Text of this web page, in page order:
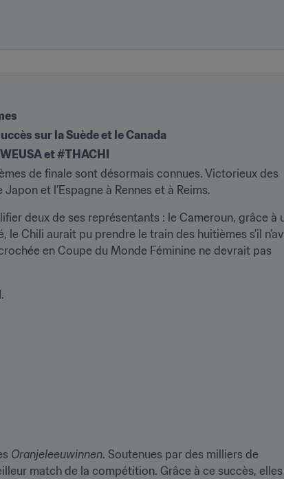
sur la Suède et le Canada
et #THACHI
de finale sont désormais connues. Victorieux des
et l’Espagne à Rennes et à Reims.
deux de ses représentants : le Cameroun, grâce à
Chili aurait pu prendre le train des huitièmes s’il
en Coupe du Monde Féminine ne devrait pas
.
Oranjeleeuwinnen. Soutenues par des milliers de
match de la compétition. Grâce à ce succès,